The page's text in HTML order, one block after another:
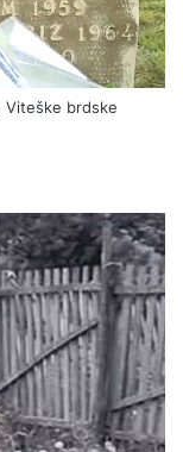
Viteške brdske